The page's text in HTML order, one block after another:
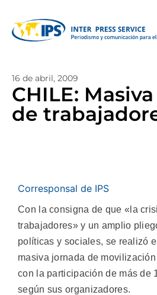
16 de abril, 2009
CHILE:
de
Corresponsal de IPS
Con la consigna de que «la
trabajadores» y un amplio
políticas y sociales, se realizó
masiva jornada de
con la participación de más de
según sus organizadores.